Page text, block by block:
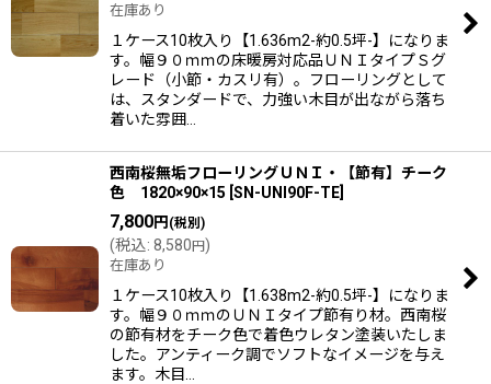
在庫あり
１ケース10枚入り【1.636m2-約0.5坪-】になりま
す。幅９０ｍｍの床暖房対応品ＵＮＩタイプＳグ
レード（小節・カスリ有）。フローリングとして
は、スタンダードで、力強い木目が出ながら落ち
着いた雰囲…
西南桜無垢フローリングＵＮＩ・【節有】チーク
色 1820×90×15 SN-UNI90F-TE
7,800円 (税別)
(税込: 8,580円)
在庫あり
１ケース10枚入り【1.638m2-約0.5坪-】になりま
す。幅９０ｍｍのＵＮＩタイプ節有り材。西南桜
の節有材をチーク色で着色ウレタン塗装いたしま
した。アンティーク調でソフトなイメージを与え
ます。木目…